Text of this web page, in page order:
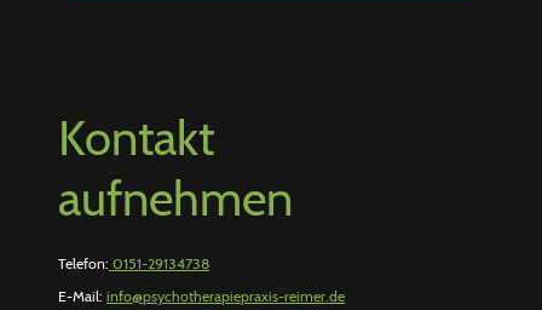
Kontakt
aufnehmen
Telefon: 0151-29134738
E-Mail: info@psychotherapiepraxis-reimer.de